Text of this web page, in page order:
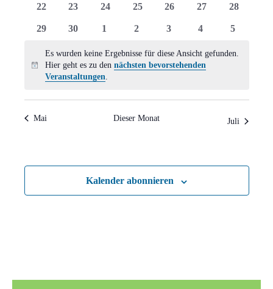
0
22
0
23
0
24
0
25
0
26
0
27
0
28
0
29
0
30
0
1
0
2
0
3
0
4
0
5
Hinweis
Es wurden keine Ergebnisse für diese Ansicht gefunden.
Hier geht es zu den nächsten bevorstehenden
Veranstaltungen.
Mai Dieser Monat Juli
Kalender abonnieren